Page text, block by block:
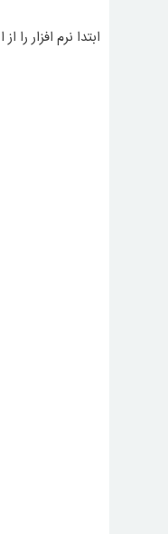
ابتدا نرم افزار